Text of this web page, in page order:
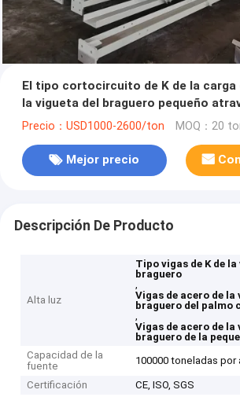
El tipo cortocircuito de K de la carga
la vigueta del braguero pequeño
de la estructura de acero
Precio：USD1000-2600/ton MOQ：20
Mejor precio
Descripción De Producto
Alta luz
Tipo vigas de K de la
braguero
,
Vigas de acero de la
braguero del palmo
,
Vigas de acero de la
braguero de la
Capacidad de la
fuente
100000 toneladas por
Certificación
CE, ISO, SGS